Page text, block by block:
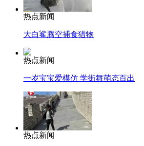
热点新闻
大白鲨腾空捕食猎物
热点新闻
一岁宝宝爱模仿 学街舞萌态百出
热点新闻